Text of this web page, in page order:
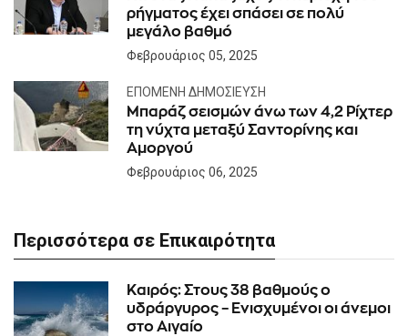
ρήγματος έχει σπάσει σε πολύ
μεγάλο βαθμό
Φεβρουάριος 05, 2025
ΕΠΌΜΕΝΗ ΔΗΜΟΣΊΕΥΣΗ
Μπαράζ σεισμών άνω των 4,2 Ρίχτερ
τη νύχτα μεταξύ Σαντορίνης και
Αμοργού
Φεβρουάριος 06, 2025
Περισσότερα σε Επικαιρότητα
Καιρός: Στους 38 βαθμούς ο
υδράργυρος – Ενισχυμένοι οι άνεμοι
στο Αιγαίο